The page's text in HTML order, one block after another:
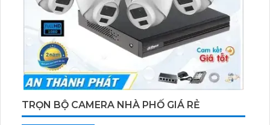
TRỌN BỘ CAMERA NHÀ PHỐ GIÁ RẺ